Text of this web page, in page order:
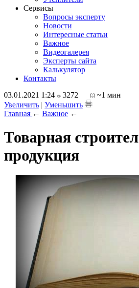
Сервисы
Вопросы эксперту
Новости
Интересные статьи
Важное
Видеогалерея
Эксперты сайта
Калькулятор
Контакты
03.01.2021 1:24
3272
~1 мин
Увеличить | Уменьшить
Главная ← Важное ←
Товарная
продукция